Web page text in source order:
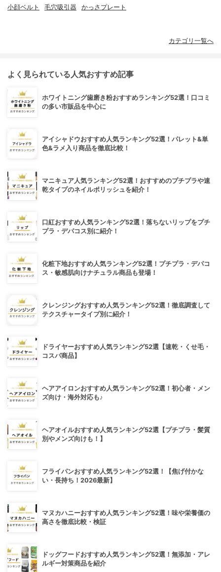
小顔ベルト 毛穴吸引器 かっさプレート
カテゴリ一覧へ
よく見られている人気おすすめ記事
ホワイトニング歯磨き粉おすすめランキング52選！口コミ
の多い市販品を中心に
アイシャドウおすすめ人気ランキング52選！パレット&単
色&ラメ入り商品を徹底比較！
マニキュア人気ランキング52選！おすすめのプチプラや速
乾タイプのネイルポリッシュを紹介！
口紅おすすめ人気ランキング52選！落ちないリップをプチ
プラ・デパコス別に紹介！
化粧下地おすすめ人気ランキング52選！プチプラ・デパコ
ス・敏感肌向けナチュラル商品も登場！
クレンジングおすすめ人気ランキング52選！徹底調査して
テクスチャータイプ別に紹介！
ドライヤーおすすめ人気ランキング52選【速乾・くせ毛・
コスパ商品】
ヘアアイロンおすすめ人気ランキング52選！初心者・メン
ズ向け・海外対応も♪
ヘアオイルおすすめ人気ランキング52選【プチプラ・髪質
別やメンズ向けも！】
フライパンおすすめ人気ランキング52選！【焦げ付かな
い・長持ち！2026最新】
マヌカハニーおすすめ人気ランキング52選！味や栄養価の
高さを徹底比較・検証
ドッグフードおすすめ人気ランキング52選！無添加・アレ
ルギー対策商品を紹介